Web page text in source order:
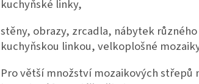
kuchyňské linky,
stěny, obrazy, zrcadla, nábytek
kuchyňskou linkou, velkoplošné
Pro větší množství mozaikových